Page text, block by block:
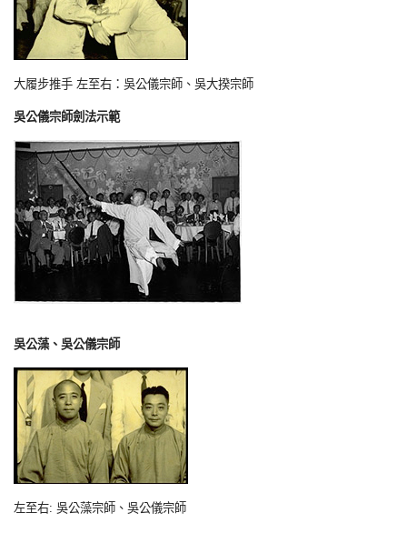
大履步推手 左至右：吳公儀宗師、吳大揆宗師
吳公儀宗師劍法示範
吳公藻、吳公儀宗師
左至右: 吳公藻宗師、吳公儀宗師